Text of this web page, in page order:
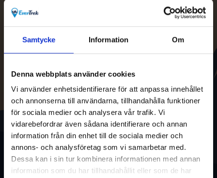
Samtycke Information Om
Denna webbplats använder cookies
Vi använder enhetsidentifierare för att anpassa innehållet
och annonserna till användarna, tillhandahålla funktioner
för sociala medier och analysera vår trafik. Vi
vidarebefordrar även sådana identifierare och annan
information från din enhet till de sociala medier och
annons- och analysföretag som vi samarbetar med.
Dessa kan i sin tur kombinera informationen med annan
information som du har tillhandahållit eller som de har